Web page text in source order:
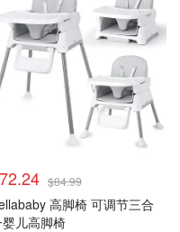
$84.99
高脚椅 可调节三合
儿高脚椅